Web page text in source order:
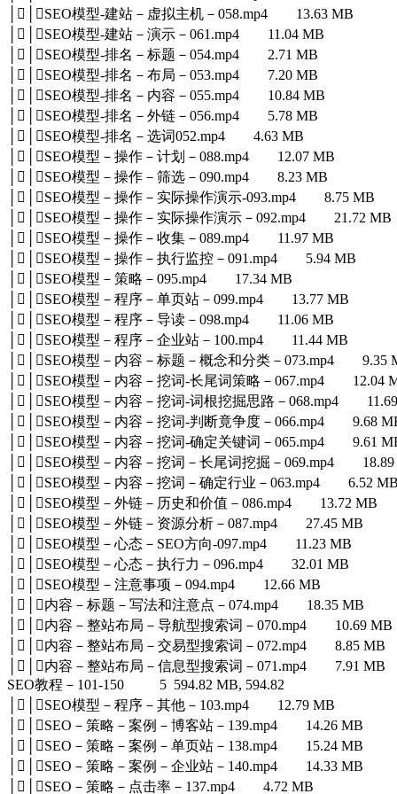
││SEO模型-建站－虚拟主机－058.mp4 13.63 MB
││SEO模型-建站－演示－061.mp4 11.04 MB
││SEO模型-排名－标题－054.mp4 2.71 MB
││SEO模型-排名－布局－053.mp4 7.20 MB
││SEO模型-排名－内容－055.mp4 10.84 MB
││SEO模型-排名－外链－056.mp4 5.78 MB
││SEO模型-排名－选词052.mp4 4.63 MB
││SEO模型－操作－计划－088.mp4 12.07 MB
││SEO模型－操作－筛选－090.mp4 8.23 MB
││SEO模型－操作－实际操作演示-093.mp4 8.75 MB
││SEO模型－操作－实际操作演示－092.mp4 21.72 MB
││SEO模型－操作－收集－089.mp4 11.97 MB
││SEO模型－操作－执行监控－091.mp4 5.94 MB
││SEO模型－策略－095.mp4 17.34 MB
││SEO模型－程序－单页站－099.mp4 13.77 MB
││SEO模型－程序－导读－098.mp4 11.06 MB
││SEO模型－程序－企业站－100.mp4 11.44 MB
││SEO模型－内容－标题－概念和分类－073.mp4 9.35
││SEO模型－内容－挖词-长尾词策略－067.mp4 12.04
││SEO模型－内容－挖词-词根挖掘思路－068.mp4
││SEO模型－内容－挖词-判断竟争度－066.mp4 9.68
││SEO模型－内容－挖词-确定关键词－065.mp4 9.61
││SEO模型－内容－挖词－长尾词挖掘－069.mp4 18.89
││SEO模型－内容－挖词－确定行业－063.mp4 6.52 MB
││SEO模型－外链－历史和价值－086.mp4 13.72 MB
││SEO模型－外链－资源分析－087.mp4 27.45 MB
││SEO模型－心态－SEO方向-097.mp4 11.23 MB
││SEO模型－心态－执行力－096.mp4 32.01 MB
││SEO模型－注意事项－094.mp4 12.66 MB
││内容－标题－写法和注意点－074.mp4 18.35 MB
││内容－整站布局－导航型搜索词－070.mp4 10.69 MB
││内容－整站布局－交易型搜索词－072.mp4 8.85 MB
││内容－整站布局－信息型搜索词－071.mp4 7.91 MB
SEO教程－101-150 5 594.82 MB, 594.82
││SEO模型－程序－其他－103.mp4 12.79 MB
││SEO－策略－案例－博客站－139.mp4 14.26 MB
││SEO－策略－案例－单页站－138.mp4 15.24 MB
││SEO－策略－案例－企业站－140.mp4 14.33 MB
││SEO－策略－点击率－137.mp4 4.72 MB